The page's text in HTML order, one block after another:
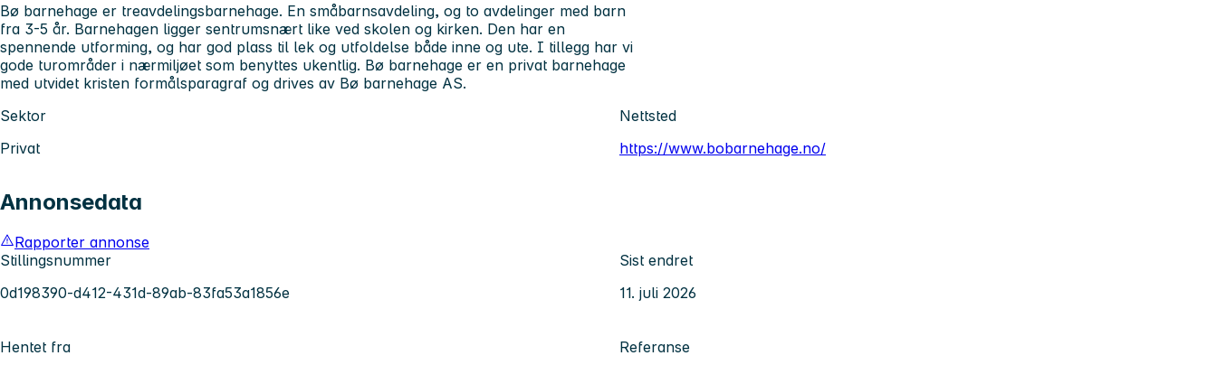
Bø barnehage er treavdelingsbarnehage. En småbarnsavdeling, og to avdelinger med barn
fra 3-5 år. Barnehagen ligger sentrumsnært like ved skolen og kirken. Den har en
spennende utforming, og har god plass til lek og utfoldelse både inne og ute. I tillegg har vi
gode turområder i nærmiljøet som benyttes ukentlig. Bø barnehage er en privat barnehage
med utvidet kristen formålsparagraf og drives av Bø barnehage AS.
Sektor
Privat
Nettsted
https://www.bobarnehage.no/
Annonsedata
Rapporter annonse
Stillingsnummer
0d198390-d412-431d-89ab-83fa53a1856e
Sist endret
11. juli 2026
Hentet fra
Referanse